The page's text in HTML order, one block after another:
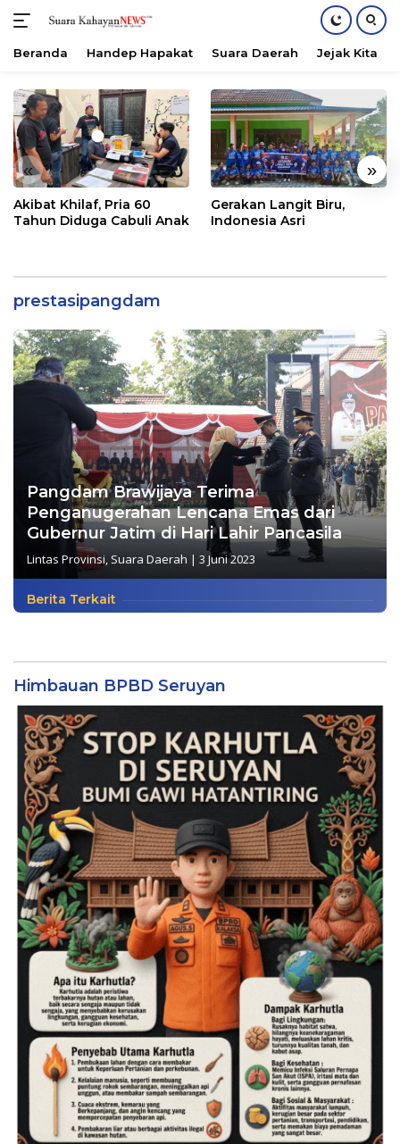
konten
Beranda Handep Hapakat Suara Daerah Jejak Kita
« »
Akibat Khilaf, Pria 60
Tahun Diduga Cabuli Anak
Gerakan Langit Biru,
Indonesia Asri
prestasipangdam
Pangdam Brawijaya Terima
Penganugerahan Lencana Emas dari
Gubernur Jatim di Hari Lahir Pancasila
Lintas Provinsi, Suara Daerah | 3 Juni 2023
Berita Terkait
Himbauan BPBD Seruyan